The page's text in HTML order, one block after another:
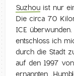
Suzhou ist nur
Die circa 70
ICE
entschloss ich
durch die Stadt
auf den 1997
ernannten „